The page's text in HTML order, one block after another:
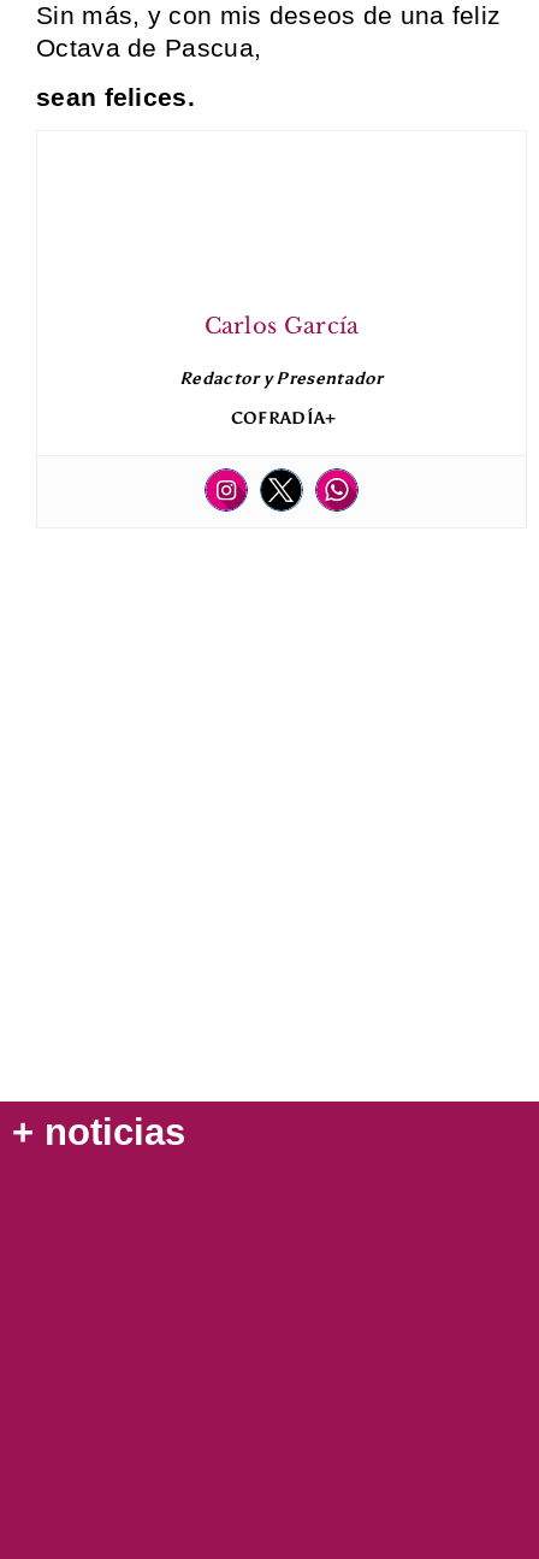
Sin más, y con mis deseos de una feliz
Octava de Pascua,
sean felices.
Carlos García
Redactor y Presentador
COFRADÍA+
+ noticias